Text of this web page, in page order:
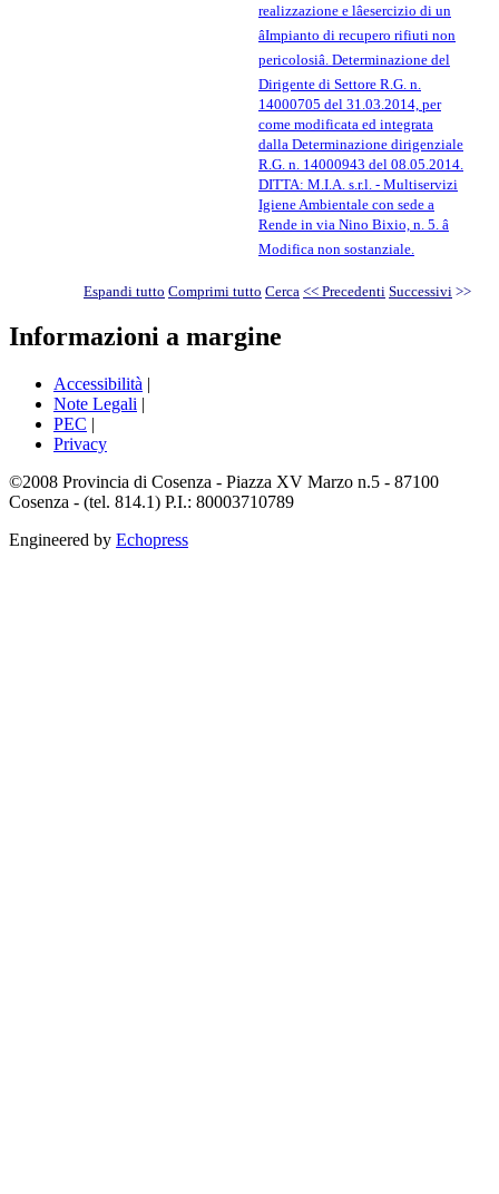
realizzazione e lâesercizio di un
âImpianto di recupero rifiuti non
pericolosiâ. Determinazione del
Dirigente di Settore R.G. n.
14000705 del 31.03.2014, per
come modificata ed integrata
dalla Determinazione dirigenziale
R.G. n. 14000943 del 08.05.2014.
DITTA: M.I.A. s.r.l. - Multiservizi
Igiene Ambientale con sede a
Rende in via Nino Bixio, n. 5. â
Modifica non sostanziale.
Espandi tutto Comprimi tutto Cerca << Precedenti Successivi >>
Informazioni a margine
Accessibilità |
Note Legali |
PEC |
Privacy
©2008 Provincia di Cosenza - Piazza XV Marzo n.5 - 87100
Cosenza - (tel. 814.1) P.I.: 80003710789
Engineered by Echopress